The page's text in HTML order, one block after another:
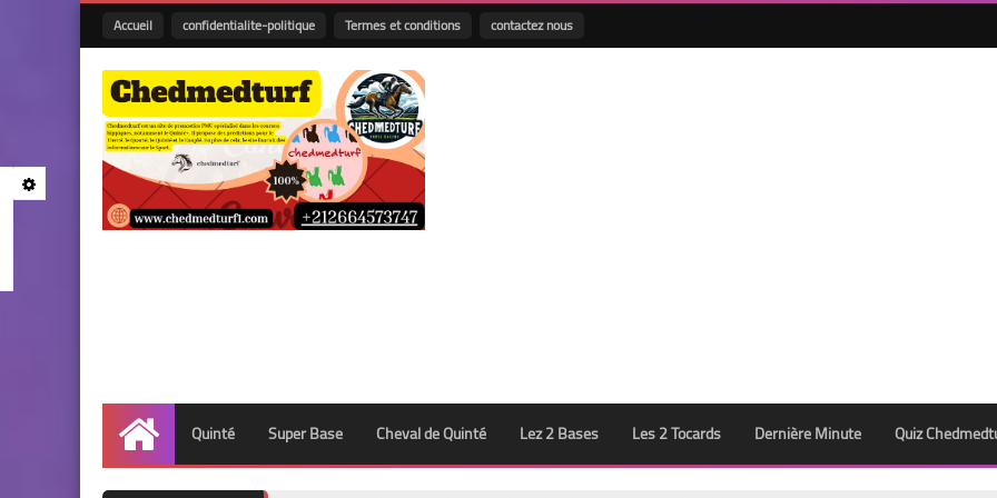
Accueil confidentialite-politique Termes et conditions contactez nous
Accueil
Quinté Super Base Cheval de Quinté Lez 2 Bases Les 2 Tocards Dernière Minute Quiz